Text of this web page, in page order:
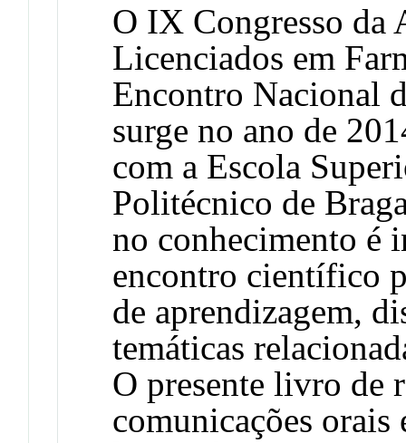
O IX Congresso da
Licenciados em
Encontro Nacional
surge no ano de
com a Escola
Politécnico de
no conhecimento é
encontro científico
de aprendizagem,
temáticas
O presente livro de
comunicações orais